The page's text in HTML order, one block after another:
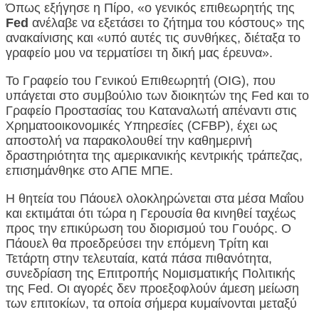
Όπως εξήγησε η Πίρο, «ο γενικός επιθεωρητής της
Fed ανέλαβε να εξετάσει το ζήτημα του κόστους» της
ανακαίνισης και «υπό αυτές τις συνθήκες, διέταξα το
γραφείο μου να τερματίσει τη δική μας έρευνα».
Το Γραφείο του Γενικού Επιθεωρητή (OIG), που
υπάγεται στο συμβούλιο των διοικητών της Fed και το
Γραφείο Προστασίας του Καταναλωτή απέναντι στις
Χρηματοοικονομικές Υπηρεσίες (CFBP), έχει ως
αποστολή να παρακολουθεί την καθημερινή
δραστηριότητα της αμερικανικής κεντρικής τράπεζας,
επισημάνθηκε στο ΑΠΕ ΜΠΕ.
Η θητεία του Πάουελ ολοκληρώνεται στα μέσα Μαΐου
και εκτιμάται ότι τώρα η Γερουσία θα κινηθεί ταχέως
προς την επικύρωση του διορισμού του Γουόρς. Ο
Πάουελ θα προεδρεύσει την επόμενη Τρίτη και
Τετάρτη στην τελευταία, κατά πάσα πιθανότητα,
συνεδρίαση της Επιτροπής Νομισματικής Πολιτικής
της Fed. Οι αγορές δεν προεξοφλούν άμεση μείωση
των επιτοκίων, τα οποία σήμερα κυμαίνονται μεταξύ